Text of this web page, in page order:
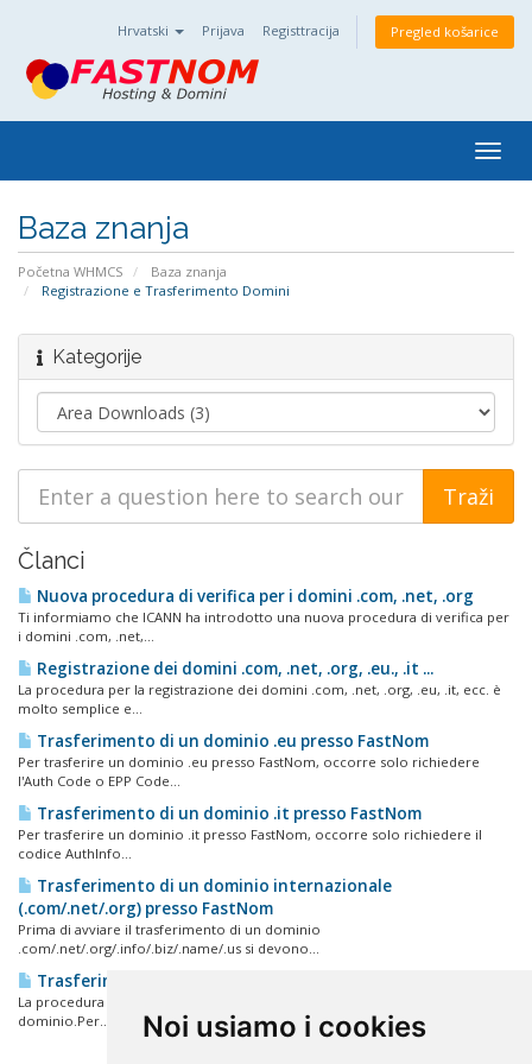
Noi usiamo i cookies
Hrvatski Prijava Registtracija Pregled košarice
Baza znanja
Početna WHMCS
Baza znanja
Registrazione e Trasferimento Domini
Kategorije
Članci
Nuova procedura di verifica per i domini .com, .net, .org
Ti informiamo che ICANN ha introdotto una nuova procedura di verifica per
i domini .com, .net,...
Registrazione dei domini .com, .net, .org, .eu., .it ...
La procedura per la registrazione dei domini .com, .net, .org, .eu, .it, ecc. è
molto semplice e...
Trasferimento di un dominio .eu presso FastNom
Per trasferire un dominio .eu presso FastNom, occorre solo richiedere
l'Auth Code o EPP Code...
Trasferimento di un dominio .it presso FastNom
Per trasferire un dominio .it presso FastNom, occorre solo richiedere il
codice AuthInfo...
Trasferimento di un dominio internazionale
(.com/.net/.org) presso FastNom
Prima di avviare il trasferimento di un dominio
.com/.net/.org/.info/.biz/.name/.us si devono...
Trasferimento domini
La procedura di trasferimento di un dominio varia in base all'estensione del
dominio.Per...